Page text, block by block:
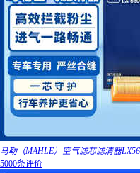
马勒（MAHLE）空气滤芯滤清器
5000条评价